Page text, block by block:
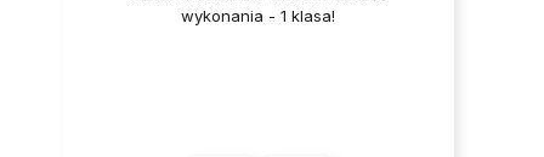
wykonania - 1 klasa!